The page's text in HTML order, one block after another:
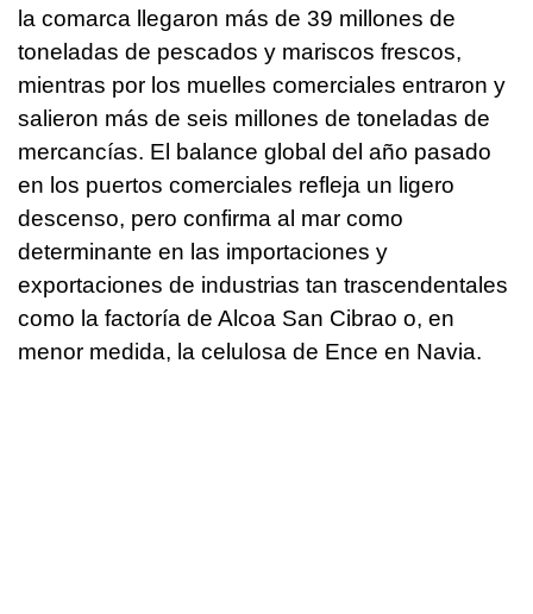
la comarca llegaron más de 39 millones de
toneladas de pescados y mariscos frescos,
mientras por los muelles comerciales entraron y
salieron más de seis millones de toneladas de
mercancías. El balance global del año pasado
en los puertos comerciales refleja un ligero
descenso, pero confirma al mar como
determinante en las importaciones y
exportaciones de industrias tan trascendentales
como la factoría de Alcoa San Cibrao o, en
menor medida, la celulosa de Ence en Navia.